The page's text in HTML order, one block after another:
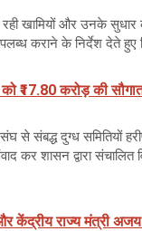
खामियों और उनके
कराने के निर्देश देते हुए
₹17.80 करोड़ की
संबद्ध दुग्ध समितियों
कर शासन द्वारा संचालित
केंद्रीय राज्य मंत्री